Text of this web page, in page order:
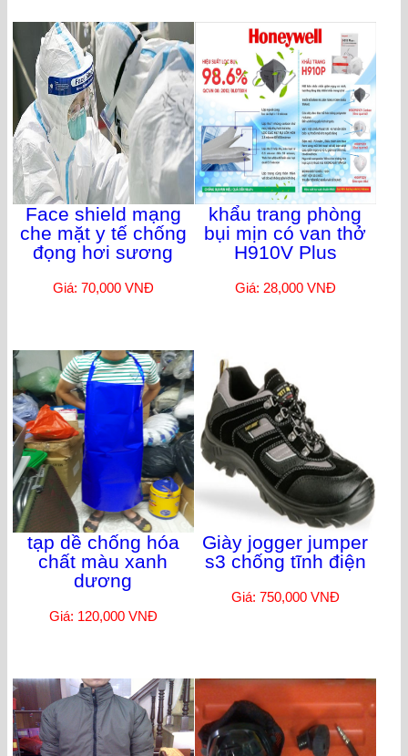
Face shield mạng
che mặt y tế chống
đọng hơi sương
Giá: 70,000 VNĐ
khẩu trang phòng
bụi mịn có van thở
H910V Plus
Giá: 28,000 VNĐ
tạp dề chống hóa
chất màu xanh
dương
Giá: 120,000 VNĐ
Giày jogger jumper
s3 chống tĩnh điện
Giá: 750,000 VNĐ